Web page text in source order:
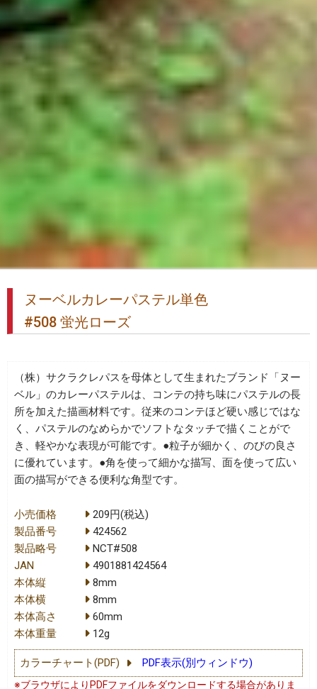
ヌーベルカレーパステル単色
#508 蛍光ローズ
（株）サクラクレパスを母体として生まれたブランド「ヌー
ベル」のカレーパステルは、コンテの持ち味にパステルの長
所を加えた描画材料です。従来のコンテほど硬い感じではな
く、パステルのなめらかでソフトなタッチで描くことがで
き、軽やかな表現が可能です。●粒子が細かく、のびの良さ
に優れています。●角を使って細かな描写、面を使って広い
面の描写ができる便利な角型です。
小売価格
209円(税込)
製品番号
424562
製品略号
NCT#508
JAN
4901881424564
本体縦
8mm
本体横
8mm
本体高さ
60mm
本体重量
12g
カラーチャート(PDF) PDF表示(別ウィンドウ)
※ブラウザによりPDFファイルをダウンロードする場合がありま